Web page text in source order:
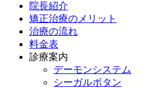
院長紹介
矯正治療のメリット
治療の流れ
料金表
診療案内
デーモンシステム
シーガルボタン